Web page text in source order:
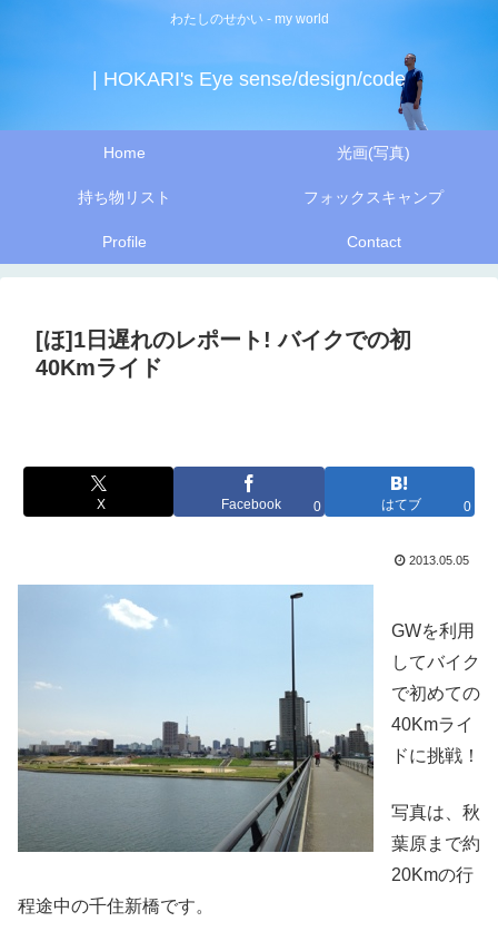
わたしのせかい - my world
| HOKARI's Eye sense/design/code
Home 光画(写真)
持ち物リスト フォックスキャンプ
Profile Contact
[ほ]1日遅れのレポート! バイクでの初
40Kmライド
X Facebook 0 はてブ 0
2013.05.05
GWを利用
してバイク
で初めての
40Kmライ
ドに挑戦！
写真は、秋
葉原まで約
20Kmの行
程途中の千住新橋です。